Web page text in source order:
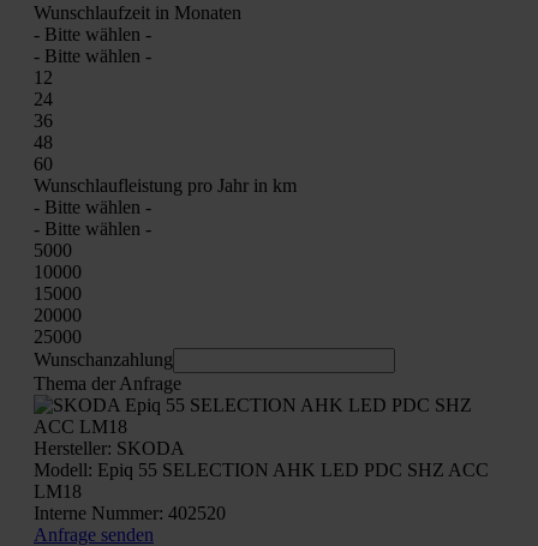
Wunsch­lauf­zeit in Mona­ten
- Bit­te wäh­len -
- Bit­te wäh­len -
12
24
36
48
60
Wunsch­lauf­leis­tung pro Jahr in km
- Bit­te wäh­len -
- Bit­te wäh­len -
5000
10000
15000
20000
25000
Wunschan­zah­lung
The­ma der Anfra­ge
Her­stel­ler: SKODA
Modell: Epiq 55 SELECTION AHK LED PDC SHZ ACC
LM18
Inter­ne Num­mer: 402520
Anfra­ge sen­den